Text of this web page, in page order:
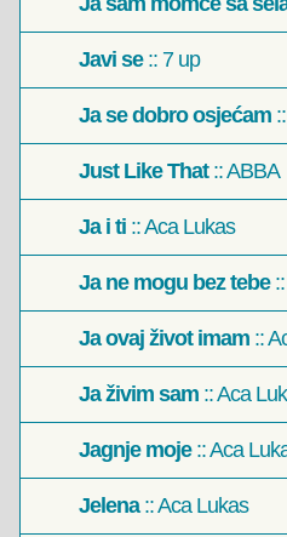
Javi se:: 7 up
Ja se dobro osjećam
Just Like That:: ABBA
Ja i ti :: Aca Lukas
Ja ne mogu bez tebe::
Ja ovaj život imam ::
Ja živim sam :: Aca
Jagnje moje:: Aca
Jelena:: Aca Lukas